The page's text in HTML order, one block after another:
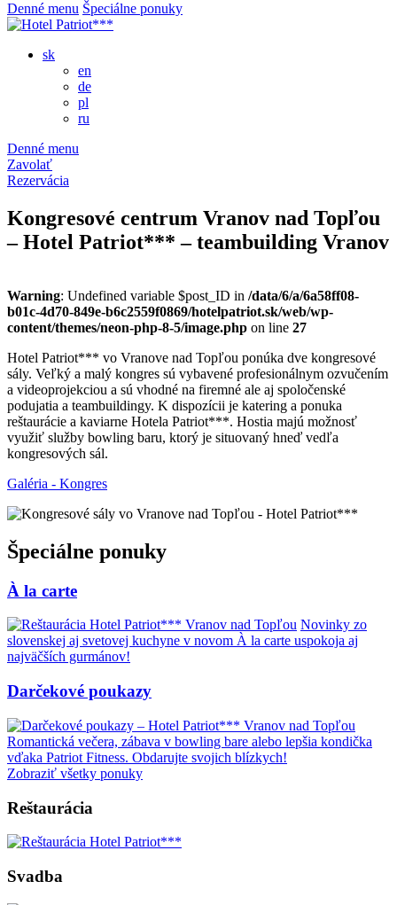
Denné menu Špeciálne ponuky
sk
en
de
pl
ru
Denné menu
Zavolať
Rezervácia
Kongresové centrum Vranov nad Topľou
– Hotel Patriot*** – teambuilding Vranov
Warning: Undefined variable $post_ID in /data/6/a/6a58ff08-
b01c-4d70-849e-b6c2559f0869/hotelpatriot.sk/web/wp-
content/themes/neon-php-8-5/image.php on line 27
Hotel Patriot*** vo Vranove nad Topľou ponúka dve kongresové
sály. Veľký a malý kongres sú vybavené profesionálnym ozvučením
a videoprojekciou a sú vhodné na firemné ale aj spoločenské
podujatia a teambuildingy. K dispozícii je katering a ponuka
reštaurácie a kaviarne Hotela Patriot***. Hostia majú možnosť
využiť služby bowling baru, ktorý je situovaný hneď vedľa
kongresových sál.
Galéria - Kongres
Špeciálne ponuky
À la carte
Novinky zo
slovenskej aj svetovej kuchyne v novom À la carte uspokoja aj
najväčších gurmánov!
Darčekové poukazy
Romantická večera, zábava v bowling bare alebo lepšia kondička
vďaka Patriot Fitness. Obdarujte svojich blízkych!
Zobraziť všetky ponuky
Reštaurácia
Svadba